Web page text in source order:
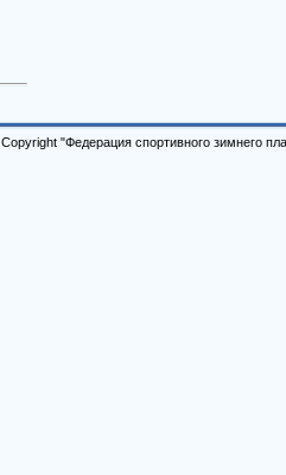
Copyright "Федерация спортивного зимнего